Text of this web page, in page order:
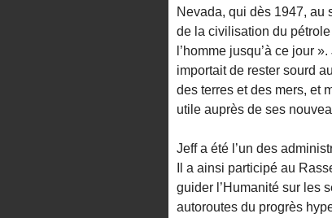
Nevada, qui dès 1947, au
de la civilisation du
l’homme jusqu’à ce jour
importait de rester sourd
des terres et des mers, et
utile auprès de ses
Jeff a été l’un des
Il a ainsi participé au
guider l’Humanité sur les
autoroutes du progrès